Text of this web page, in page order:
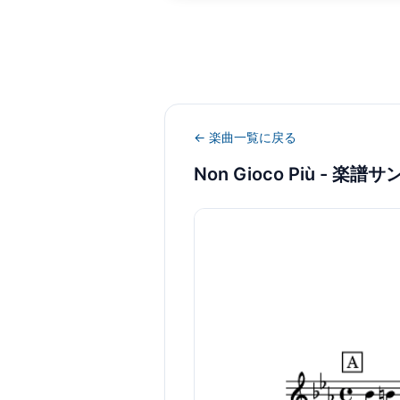
← 楽曲一覧に戻る
Non Gioco Più - 楽譜サ